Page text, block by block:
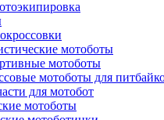
мотоботы
мотоботы
мотоботы для
для мотобот
мотоботы